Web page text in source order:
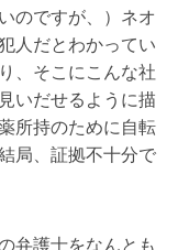
のですが、）ネオ
人だとわかってい
、そこにこんな社
いだせるように描
所持のために自転
局、証拠不十分で
弁護士をなんとも